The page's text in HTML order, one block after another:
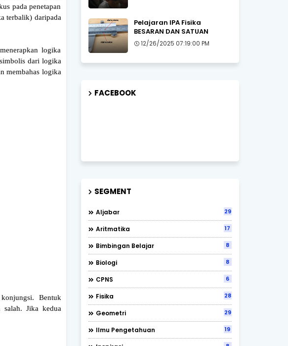
pada penetapan
terbalik) daripada
logika
dari logika
membahas logika
Bentuk
Jika kedua
Pelajaran IPA Fisika
BESARAN DAN SATUAN
12/26/2025 07:19:00 PM
FACEBOOK
SEGMENT
Aljabar 29
Aritmatika 17
Bimbingan Belajar 8
Biologi 8
CPNS 6
Fisika 28
Geometri 29
Ilmu Pengetahuan 19